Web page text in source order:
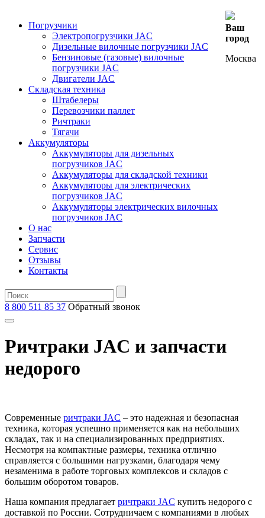
Погрузчики
Электропогрузчики JAC
Дизельные вилочные погрузчики JAC
Бензиновые (газовые) вилочные
погрузчики JAC
Двигатели JAC
Складская техника
Штабелеры
Перевозчики паллет
Ричтраки
Тягачи
Аккумуляторы
Аккумуляторы для дизельных
погрузчиков JAC
Аккумуляторы для складской техники
Аккумуляторы для электрических
погрузчиков JAC
Аккумуляторы электрических вилочных
погрузчиков JAC
О нас
Запчасти
Сервис
Отзывы
Контакты
Ваш
город
Москва
8 800 511 85 37 Oбратный звонок
Ричтраки JAC и запчасти
недорого
Современные ричтраки JAC – это надежная и безопасная
техника, которая успешно применяется как на небольших
складах, так и на специализированных предприятиях.
Несмотря на компактные размеры, техника отлично
справляется с большими нагрузками, благодаря чему
незаменима в работе торговых комплексов и складов с
большим оборотом товаров.
Наша компания предлагает ричтраки JAC купить недорого с
доставкой по России. Сотрудничаем с компаниями в любых